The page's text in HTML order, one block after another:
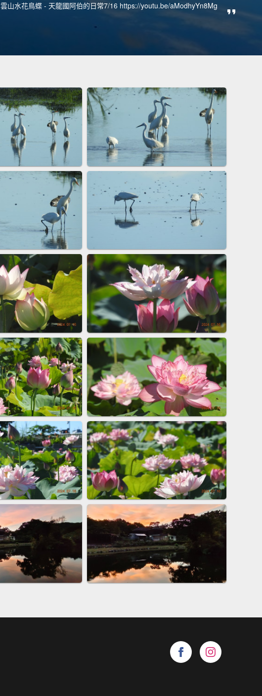
雲山水花鳥蝶 - 天龍國阿伯的日常7/16 https://youtu.be/aModhyYn8Mg